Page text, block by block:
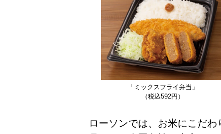
「ミックスフライ弁当」
（税込592円）
ローソンでは、お米にこだ